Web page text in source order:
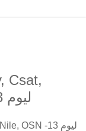
BeiN, Nile, OSN ليوم 13-05-2017